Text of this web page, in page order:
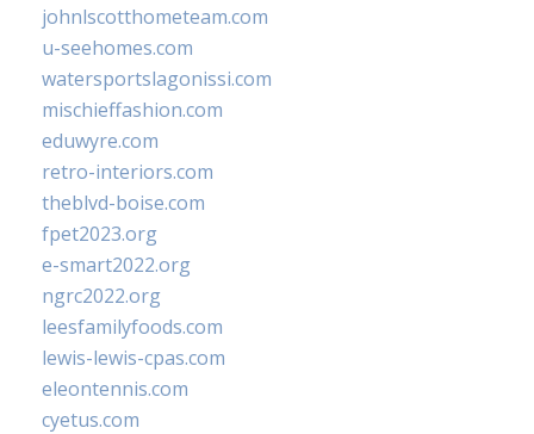
johnlscotthometeam.com
u-seehomes.com
watersportslagonissi.com
mischieffashion.com
eduwyre.com
retro-interiors.com
theblvd-boise.com
fpet2023.org
e-smart2022.org
ngrc2022.org
leesfamilyfoods.com
lewis-lewis-cpas.com
eleontennis.com
cyetus.com